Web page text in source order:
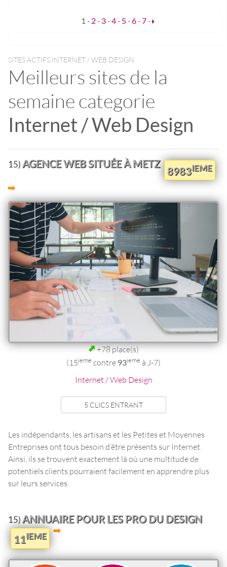
1 - 2- 3-4- 5-6-7-
SITES ACTIFS INTERNET / WEB DESIGN
Meilleurs sites de la
semaine categorie
Internet / Web Design
15) AGENCE WEB SITUÉE À METZ
8983IEME
+78 place(s)
(15ieme contre 93ieme à J-7)
Internet / Web Design
5 CLICS ENTRANT
Les indépendants, les artisans et les Petites et Moyennes
Entreprises ont tous besoin d’être présents sur Internet.
Ainsi, ils se trouvent exactement là où une multitude de
potentiels clients pourraient facilement en apprendre plus
sur leurs services
15)ANNUAIRE POUR LES PRO DU DESIGN
11IEME